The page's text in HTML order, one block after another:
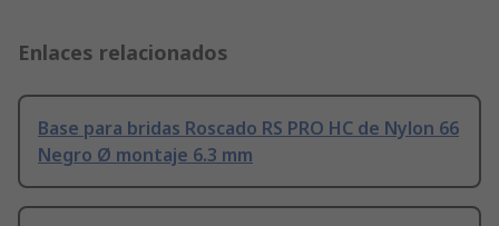
Enlaces relacionados
Base para bridas Roscado RS PRO HC de Nylon 66
Negro Ø montaje 6.3 mm